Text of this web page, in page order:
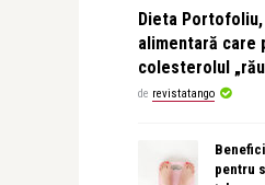
Dieta
alimentară care
colesterolul
de revistatango
pentru